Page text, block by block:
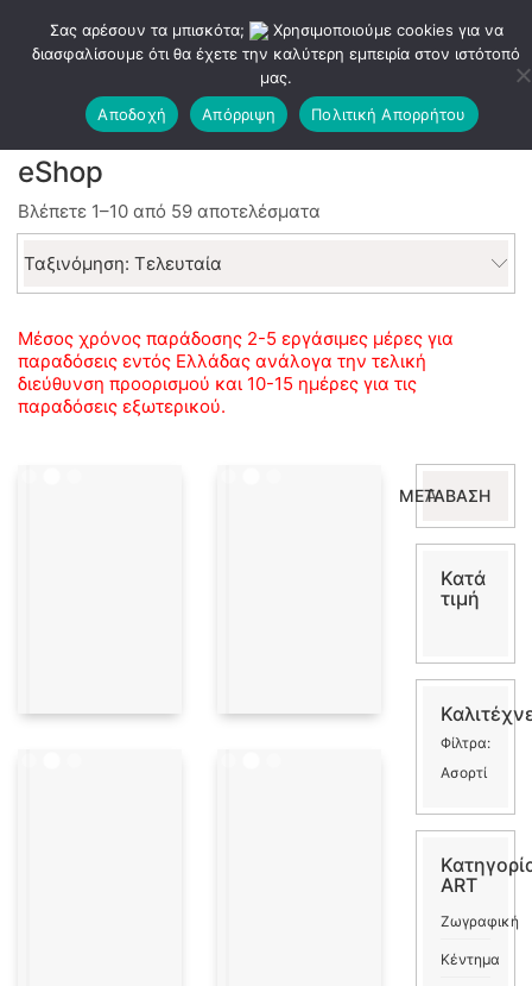
eShop
Βλέπετε 1–10 από 59 αποτελέσματα
by
Ταξινόμηση: Τελευταία
Μέσος χρόνος παράδοσης 2-5 εργάσιμες μέρες για
παραδόσεις εντός Ελλάδας ανάλογα την τελική
διεύθυνση προορισμού και 10-15 ημέρες για τις
παραδόσεις εξωτερικού.
για:
ΜΕΤΆΒΑΣΗ
Κατά
τιμή
Φίλτρα:
Ασορτί
ART
Ζωγραφική
Κέντημα
Σας αρέσουν τα μπισκότα;
Χρησιμοποιούμε cookies για να
διασφαλίσουμε ότι θα έχετε την καλύτερη εμπειρία στον ιστότοπό
μας.
Αποδοχή
Απόρριψη Πολιτική Απορρήτου